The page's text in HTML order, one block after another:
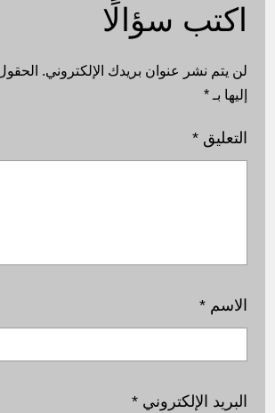
اكتب سؤالًا
لن يتم نشر عنوان بريدك الإلكتروني.
إليها بـ*
التعليق*
الاسم*
البريد الإلكتروني*